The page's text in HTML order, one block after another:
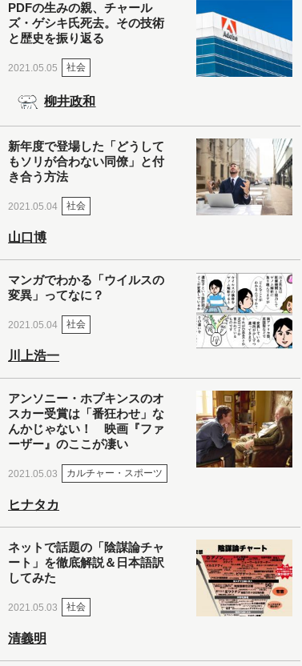
PDFの生みの親、チャール
ズ・ゲシキ氏死去。その技術
と歴史を振り返る
2021.05.05 社会
柳井政和
新年度で登場した「どうして
もソリが合わない同僚」と付
き合う方法
2021.05.04 社会
山口博
マンガでわかる「ウイルスの
変異」ってなに？
2021.05.04 社会
川上浩一
アンソニー・ホプキンスのオ
スカー受賞は「番狂わせ」な
んかじゃない！ 映画『ファ
ーザー』のここが凄い
2021.05.03 カルチャー・スポーツ
ヒナタカ
ネットで話題の「陰謀論チャ
ート」を徹底解説＆日本語訳
してみた
2021.05.03 社会
清義明